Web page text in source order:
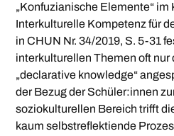
„Konfuzianische Elemente“
Interkulturelle Kompetenz für
in CHUN Nr. 34/2019, S. 5-31
interkulturellen Themen oft nur
„declarative knowledge“
der Bezug der Schüler:innen
soziokulturellen Bereich trifft
kaum selbstreflektiende